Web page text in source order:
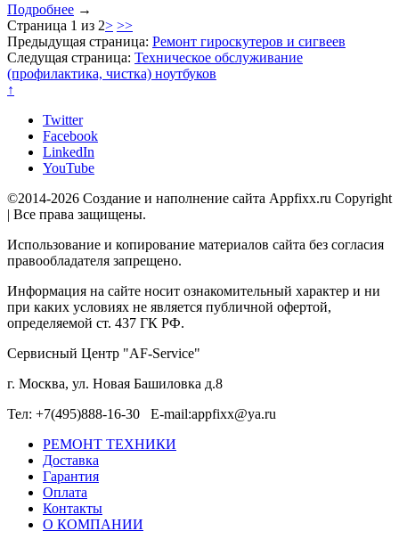
Подробнее →
Страница 1 из 2> >>
Предыдущая страница: Ремонт гироскутеров и сигвеев
Следущая страница: Техническое обслуживание
(профилактика, чистка) ноутбуков
↑
Twitter
Facebook
LinkedIn
YouTube
©2014-2026 Создание и наполнение сайта Appfixx.ru Copyright
| Все права защищены.
Использование и копирование материалов сайта без согласия
правообладателя запрещено.
Информация на сайте носит ознакомительный характер и ни
при каких условиях не является публичной офертой,
определяемой ст. 437 ГК РФ.
Сервисный Центр "AF-Service"
г. Москва, ул. Новая Башиловка д.8
Тел: +7(495)888-16-30 E-mail:appfixx@ya.ru
РЕМОНТ ТЕХНИКИ
Доставка
Гарантия
Оплата
Контакты
О КОМПАНИИ